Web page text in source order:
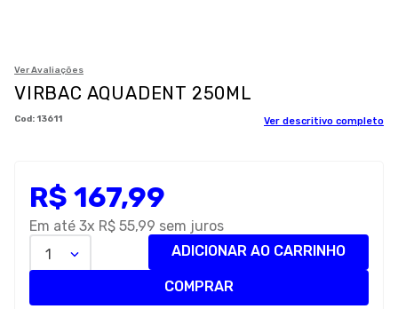
Ver Avaliações
VIRBAC AQUADENT 250ML
: 13611 Ver descritivo completo
R$ 167,99
Em até 3x R$ 55,99 sem juros
1
ADICIONAR AO CARRINHO
COMPRAR
5º
formula natural
8º
petisco caes
9 º
premier
pro plan